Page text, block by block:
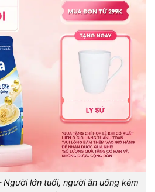
Người lớn tuổi, người ăn uống kém